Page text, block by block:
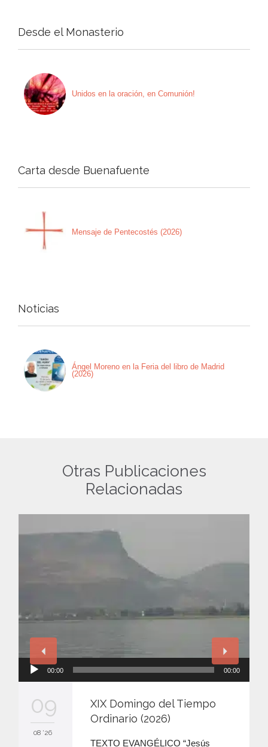
Desde el Monasterio
Unidos en la oración, en Comunión!
Carta desde Buenafuente
Mensaje de Pentecostés (2026)
Noticias
Ángel Moreno en la Feria del libro de Madrid
(2026)
Otras Publicaciones
Relacionadas
00:00 00:00
09
08 '26
XIX Domingo del Tiempo
Ordinario (2026)
TEXTO EVANGÉLICO “Jesús